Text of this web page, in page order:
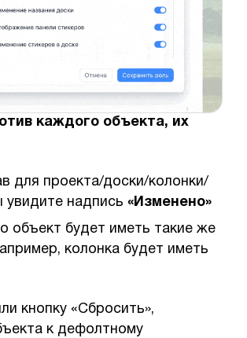
каждого объекта, их
для проекта/доски/колонки/
увидите надпись «Изменено»
объект будет иметь такие же
колонка будет иметь
кнопку «Сбросить»,
к дефолтному